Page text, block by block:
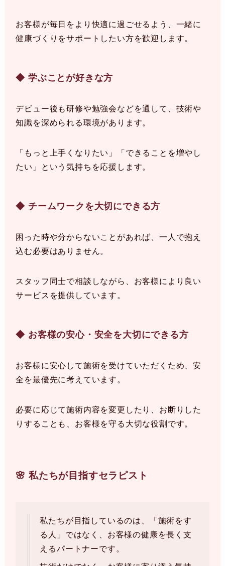
お客様が毎日をより快適に過ごせるよう、一緒に
健康づくりをサポートしたい方を歓迎します。
◆ 学ぶことが好きな方
デビュー後も研修や勉強会などを通して、技術や
知識を深められる環境があります。
「もっと上手くなりたい」「できることを増やし
たい」という気持ちを応援します。
◆ チームワークを大切にできる方
困った時や分からないことがあれば、一人で抱え
込む必要はありません。
スタッフ同士で相談しながら、お客様により良い
サービスを提供しています。
◆ お客様の安心・安全を大切にできる方
お客様に安心して施術を受けていただくため、安
全を最優先に考えています。
必要に応じて施術内容を変更したり、お断りした
りすることも、お客様を守る大切な役割です。
🌸 私たちが目指すセラピスト
私たちが目指しているのは、「施術をす
る人」ではなく、お客様の健康を長く支
えるパートナーです。